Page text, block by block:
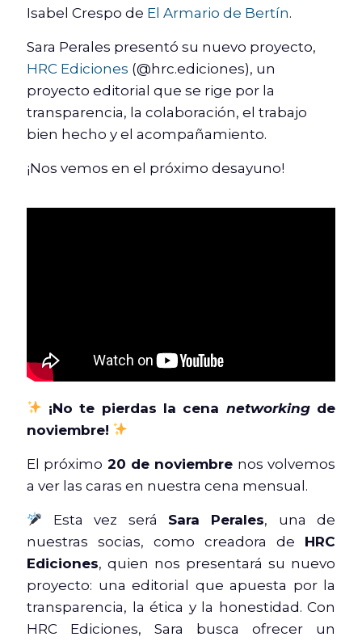
Isabel Crespo de El Armario de Bertín.
Sara Perales presentó su nuevo proyecto,
HRC Ediciones (@hrc.ediciones), un
proyecto editorial que se rige por la
transparencia, la colaboración, el trabajo
bien hecho y el acompañamiento.
¡Nos vemos en el próximo desayuno!
¡No te pierdas la cena networking de
noviembre!
El próximo 20 de noviembre nos volvemos
a ver las caras en nuestra cena mensual.
Esta vez será Sara Perales, una de
nuestras socias, como creadora de HRC
Ediciones, quien nos presentará su nuevo
proyecto: una editorial que apuesta por la
transparencia, la ética y la honestidad. Con
HRC Ediciones, Sara busca ofrecer un